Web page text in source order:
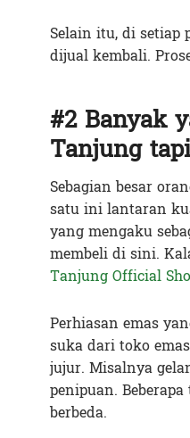
Selain itu, di
dijual kembali.
#2 Banyak
Tanjung
Sebagian besar
satu ini lantaran
yang mengaku
membeli di sini.
Tanjung Official
Perhiasan emas
suka dari toko
jujur. Misalnya
penipuan.
berbeda.